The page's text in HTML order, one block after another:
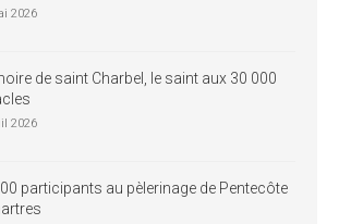
2026
de saint Charbel, le saint aux 30 000
2026
participants au pèlerinage de Pentecôte